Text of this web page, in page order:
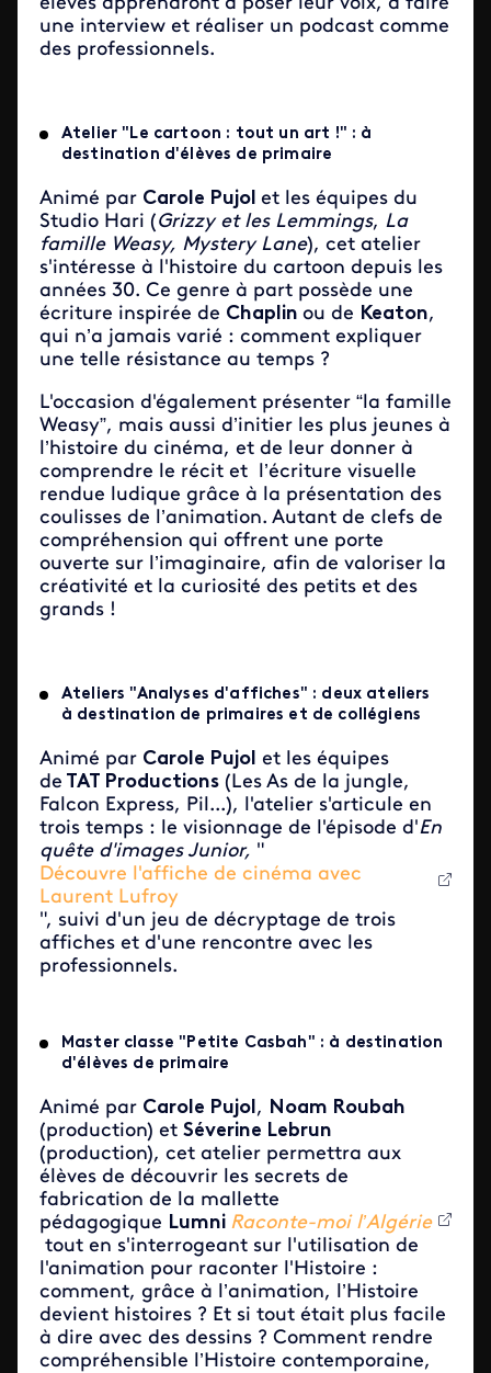
une interview et réaliser un podcast comme
des professionnels.
Atelier "Le cartoon : tout un art !" : à
destination d'élèves de primaire
Animé par Carole Pujol et les équipes du
Studio Hari (Grizzy et les Lemmings, La
famille Weasy, Mystery Lane), cet atelier
s'intéresse à l'histoire du cartoon depuis les
années 30. Ce genre à part possède une
écriture inspirée de Chaplin ou de Keaton,
qui n’a jamais varié : comment expliquer
une telle résistance au temps ?
L'occasion d'également présenter “la famille
Weasy”, mais aussi d’initier les plus jeunes à
l’histoire du cinéma, et de leur donner à
comprendre le récit et l’écriture visuelle
rendue ludique grâce à la présentation des
coulisses de l’animation. Autant de clefs de
compréhension qui offrent une porte
ouverte sur l’imaginaire, afin de valoriser la
créativité et la curiosité des petits et des
grands !
Ateliers "Analyses d'affiches" : deux ateliers
à destination de primaires et de collégiens
Animé par Carole Pujol et les équipes
de TAT Productions (Les As de la jungle,
Falcon Express, Pil...), l'atelier s'articule en
trois temps : le visionnage de l'épisode d'En
quête d'images Junior, "
Découvre l'affiche de cinéma avec
Laurent Lufroy
", suivi d'un jeu de décryptage de trois
affiches et d'une rencontre avec les
professionnels.
Master classe "Petite Casbah" : à destination
d'élèves de primaire
Animé par Carole Pujol, Noam Roubah
(production) et Séverine Lebrun
(production), cet atelier permettra aux
élèves de découvrir les secrets de
fabrication de la mallette
pédagogique Lumni Raconte-moi l’Algérie
tout en s'interrogeant sur l'utilisation de
l'animation pour raconter l'Histoire :
comment, grâce à l’animation, l’Histoire
devient histoires ? Et si tout était plus facile
à dire avec des dessins ? Comment rendre
compréhensible l’Histoire contemporaine,